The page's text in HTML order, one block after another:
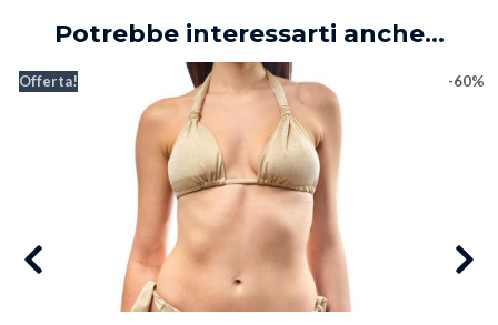
Potrebbe interessarti anche...
-60%
Offerta!